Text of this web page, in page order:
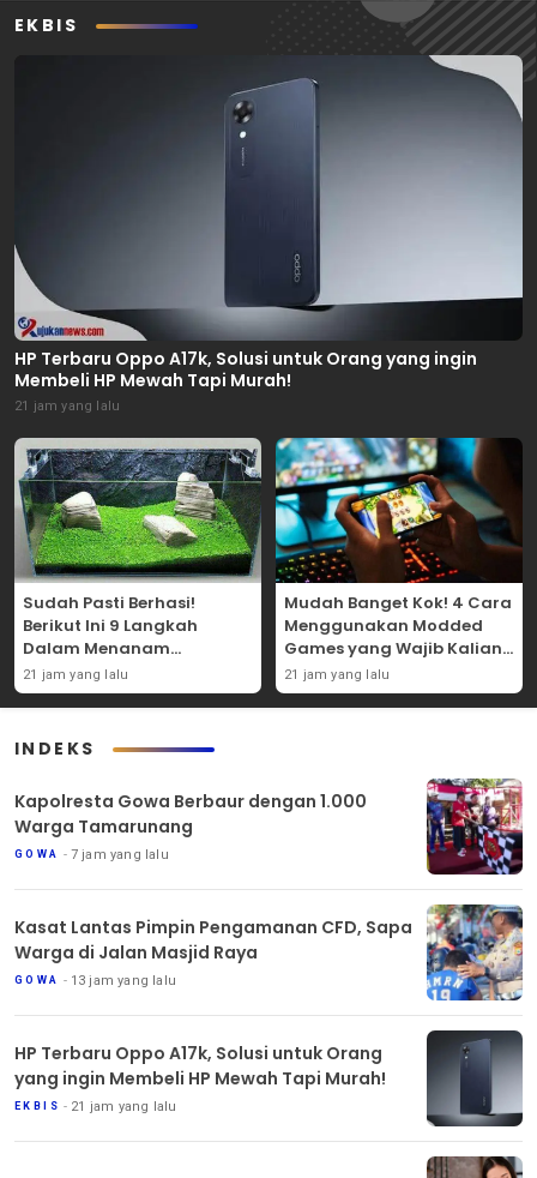
EKBIS
HP Terbaru Oppo A17k, Solusi untuk Orang yang ingin
Membeli HP Mewah Tapi Murah!
21 jam yang lalu
Sudah Pasti Berhasi!
Berikut Ini 9 Langkah
Dalam Menanam
Tanaman Carpet Seed Di
Aquascape!
21 jam yang lalu
Mudah Banget Kok! 4 Cara
Menggunakan Modded
Games yang Wajib Kalian
Coba Sendiri!
21 jam yang lalu
INDEKS
Kapolresta Gowa Berbaur dengan 1.000
Warga Tamarunang
GOWA 7 jam yang lalu
Kasat Lantas Pimpin Pengamanan CFD, Sapa
Warga di Jalan Masjid Raya
GOWA 13 jam yang lalu
HP Terbaru Oppo A17k, Solusi untuk Orang
yang ingin Membeli HP Mewah Tapi Murah!
EKBIS 21 jam yang lalu